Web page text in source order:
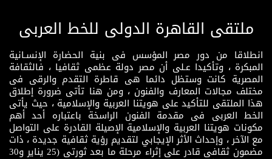
ملتقى القاهرة الدولى للخط العربى
انطلاقا من دور مصر المؤسس فى بنية الحضارة الإنسـانية
المبكرة ، وتأكيدا عـلى أن مصر دولة عظمى ثقافيا ، فالثقافة
المصرية كانت وستظل دائما هى قاطرة التقدم والرقى فى
مختلف مجالات المعارف والفنون ، ومن هنا تأتى ضرورة إطلاق
هذا الملتقى للتأكيد على هويتنا العربية والإسلامية ، حيث يأتى
الخط العربى فى مقدمة الفنون الراسخة باعتباره أحد أهم
مكونات هويتنا العربية والإسلامية الإصيلة القادرة على التواصل
مع الآخر ، وإحداث الأثر الإيجابي لتقديم رؤية ثقافية جديدة ، ذات
مضمون ثقافى قادر على إثراء مرحلة ما بعد ثورتى (25 يناير و30